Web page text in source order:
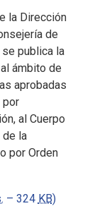
la Dirección
de
publica la
ámbito de
aprobadas
por
al Cuerpo
la
por Orden
– 324 KB)